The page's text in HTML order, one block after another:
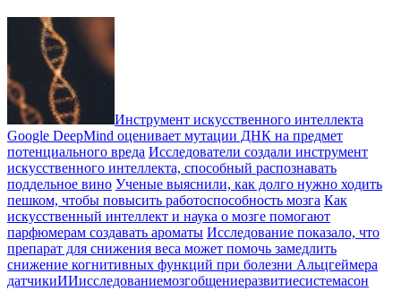
Инструмент искусственного интеллекта
Google DeepMind оценивает мутации ДНК на предмет
потенциального вреда Исследователи создали инструмент
искусственного интеллекта, способный распознавать
поддельное вино Ученые выяснили, как долго нужно ходить
пешком, чтобы повысить работоспособность мозга Как
искусственный интеллект и наука о мозге помогают
парфюмерам создавать ароматы Исследование показало, что
препарат для снижения веса может помочь замедлить
снижение когнитивных функций при болезни Альцгеймера
датчикиИИисследованиемозгобщениеразвитиесистемасон